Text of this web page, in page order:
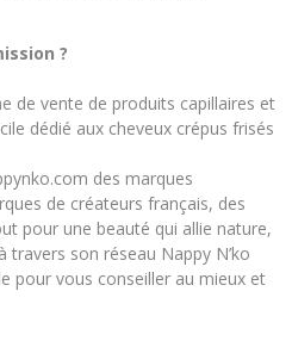
?
de vente de produits capillaires et
dédié aux cheveux crépus frisés
des marques
de créateurs français, des
pour une beauté qui allie nature,
son réseau Nappy N’ko
pour vous conseiller au mieux et